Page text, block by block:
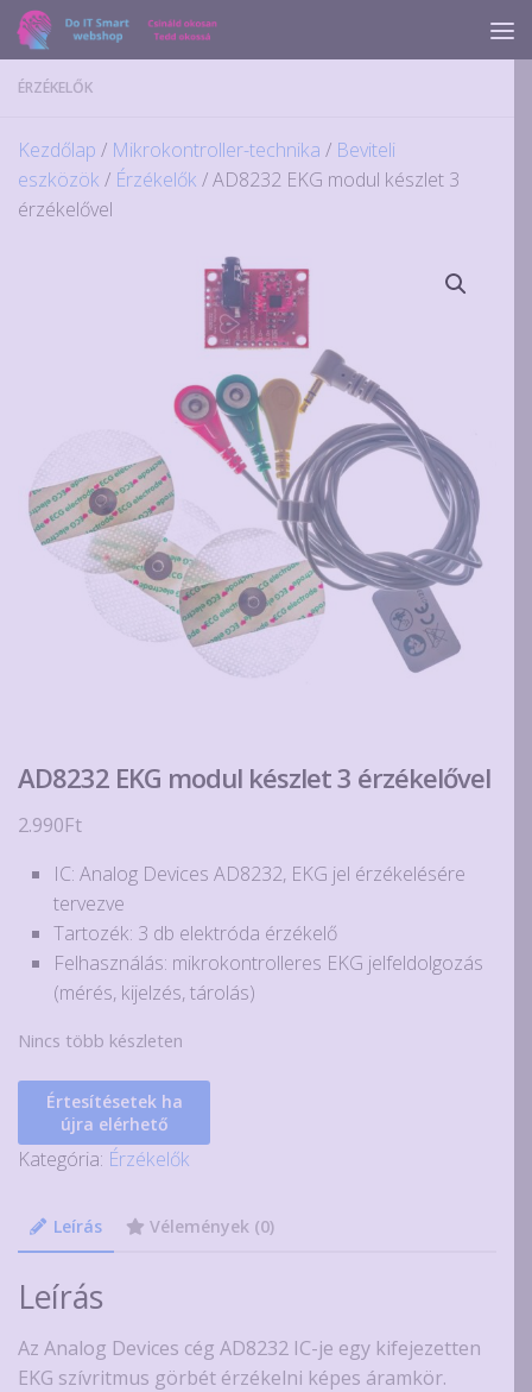
Skip to content
ÉRZÉKELŐK
Kezdőlap / Mikrokontroller-technika / Beviteli
eszközök / Érzékelők / AD8232 EKG modul készlet 3
érzékelővel
AD8232 EKG modul készlet 3 érzékelővel
2.990Ft
IC: Analog Devices AD8232, EKG jel érzékelésére
tervezve
Tartozék: 3 db elektróda érzékelő
Felhasználás: mikrokontrolleres EKG jelfeldolgozás
(mérés, kijelzés, tárolás)
Nincs több készleten
Értesítésetek ha
újra elérhető
Kategória: Érzékelők
Leírás Vélemények (0)
Leírás
Az Analog Devices cég AD8232 IC-je egy kifejezetten
EKG szívritmus görbét érzékelni képes áramkör.